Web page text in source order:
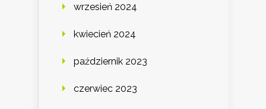
wrzesień 2024
kwiecień 2024
październik 2023
czerwiec 2023